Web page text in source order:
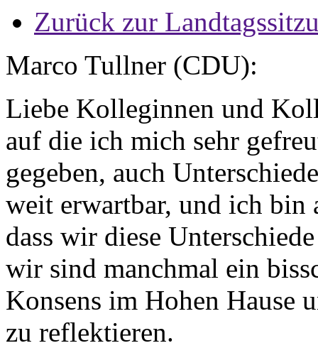
Zurück zur
Marco Tullner (CDU):
Liebe Kolleginnen und
auf die ich mich sehr
gegeben, auch
weit erwartbar, und ich bin
dass wir diese
wir sind manchmal ein
Konsens im Hohen Hause
zu reflektieren.